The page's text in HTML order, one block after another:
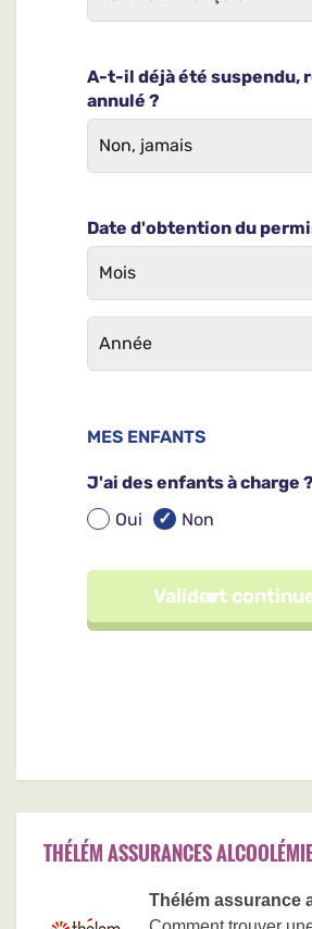
THÉLÉM ASSURANCES
Thélém assurance